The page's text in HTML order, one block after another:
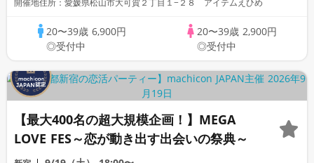
開催地住所：愛媛県松山市大可賀２丁目１−２８ アイテムえひめ
20〜39歳 6,900円
◎受付中
20〜39歳 2,900円
◎受付中
【最大400名の超大規模企画！】MEGA
LOVE FES～恋が動き出す出会いの祭典～